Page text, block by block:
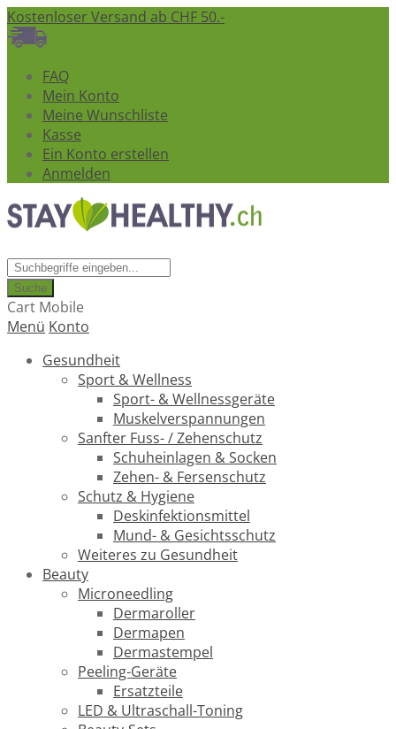
Kostenloser Versand ab CHF 50.-
FAQ
Mein Konto
Meine Wunschliste
Kasse
Ein Konto erstellen
Anmelden
Suche
Cart Mobile
Menü Konto
Gesundheit
Sport & Wellness
Sport- & Wellnessgeräte
Muskelverspannungen
Sanfter Fuss- / Zehenschutz
Schuheinlagen & Socken
Zehen- & Fersenschutz
Schutz & Hygiene
Deskinfektionsmittel
Mund- & Gesichtsschutz
Weiteres zu Gesundheit
Beauty
Microneedling
Dermaroller
Dermapen
Dermastempel
Peeling-Geräte
Ersatzteile
LED & Ultraschall-Toning